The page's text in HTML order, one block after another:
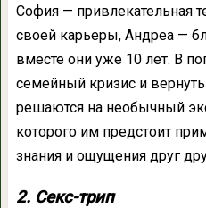
София — привлекательная
своей карьеры, Андреа —
вместе они уже 10 лет. В
семейный кризис и
решаются на необычный
которого им предстоит
знания и ощущения друг
2. Секс-трип